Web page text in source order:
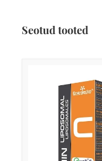
Seotud tooted